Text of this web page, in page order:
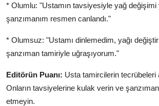
* Olumlu: "Ustamın tavsiyesiyle yağ değişimi
şanzımanım resmen canlandı."
* Olumsuz: "Ustamı dinlemedim, yağı
şanzıman tamiriyle uğraşıyorum."
Editörün Puanı: Usta tamircilerin tecrübeleri
Onların tavsiyelerine kulak verin ve
etmeyin.